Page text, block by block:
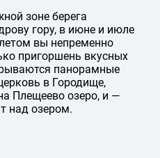
зоне берега
гору, в июне и июле
вы непременно
пригоршень вкусных
панорамные
в Городище,
Плещеево озеро, и —
над озером.